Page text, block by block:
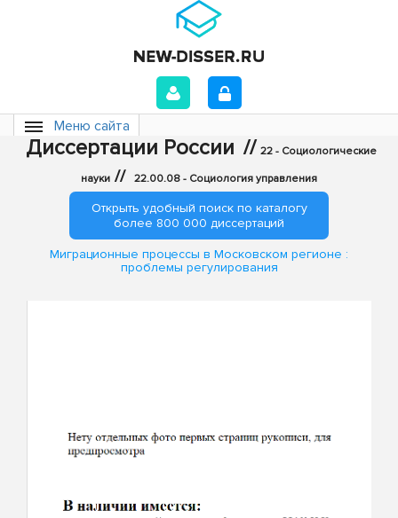
Меню сайта
Диссертации России // 22 - Социологические
науки // 22.00.08 - Социология управления
Открыть удобный поиск по каталогу
более 800 000 диссертаций
Миграционные процессы в Московском регионе :
проблемы регулирования